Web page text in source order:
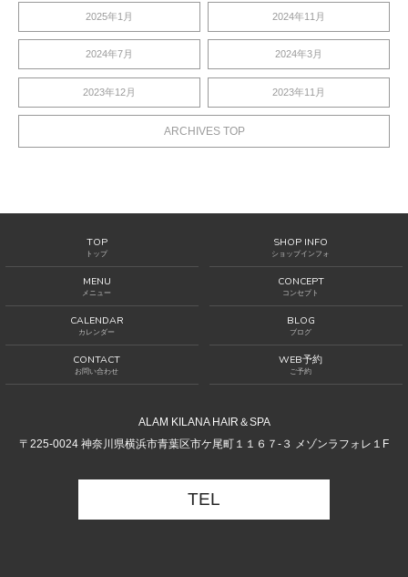
2025年1月 2024年11月
2024年7月 2024年3月
2023年12月 2023年11月
ARCHIVES TOP
TOP
トップ
SHOP INFO
ショップインフォ
MENU
メニュー
CONCEPT
コンセプト
CALENDAR
カレンダー
BLOG
ブログ
CONTACT
お問い合わせ
WEB予約
ご予約
ALAM KILANA HAIR＆SPA
〒225-0024 神奈川県横浜市青葉区市ケ尾町１１６７-３ メゾンラフォレ１F
TEL